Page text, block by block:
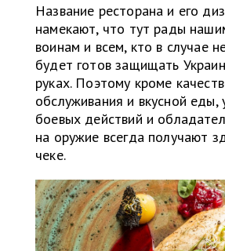
Название ресторана и его
намекают, что тут рады
воинам и всем, кто в случае
будет готов защищать
руках. Поэтому кроме
обслуживания и вкусной еды,
боевых действий и
на оружие всегда получают
чеке.